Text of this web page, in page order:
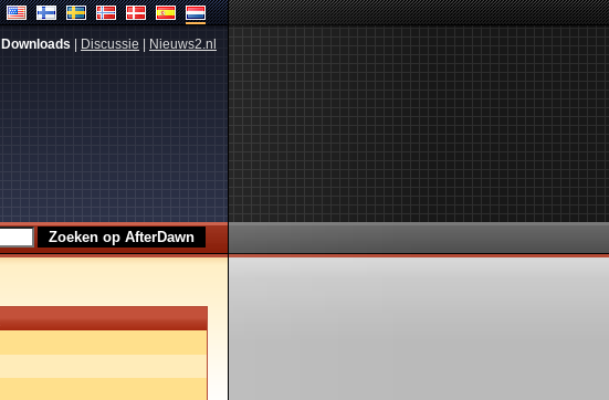
Downloads Discussie Nieuws2.nl